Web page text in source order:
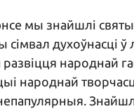
мы знайшлі
сімвал духоўнасці
народнай
народнай